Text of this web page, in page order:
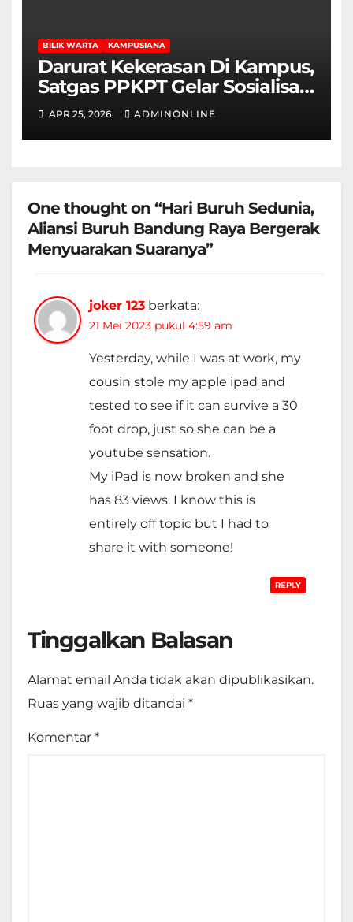
BILIK WARTA KAMPUSIANA
Darurat Kekerasan Di Kampus,
Satgas PPKPT Gelar Sosialisasi
Permendikbudristek No.
55/2024
APR 25, 2026 ADMINONLINE
One thought on “Hari Buruh Sedunia,
Aliansi Buruh Bandung Raya Bergerak
Menyuarakan Suaranya”
joker 123 berkata:
21 Mei 2023 pukul 4:59 am
Yesterday, while I was at work, my
cousin stole my apple ipad and
tested to see if it can survive a 30
foot drop, just so she can be a
youtube sensation.
My iPad is now broken and she
has 83 views. I know this is
entirely off topic but I had to
share it with someone!
REPLY
Tinggalkan Balasan
Alamat email Anda tidak akan dipublikasikan.
Ruas yang wajib ditandai *
Komentar *